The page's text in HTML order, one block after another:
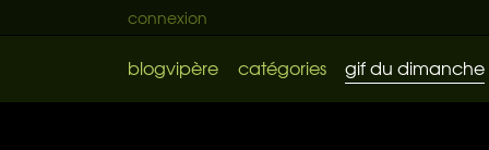
connexion
blogvipère catégories gif du dimanche